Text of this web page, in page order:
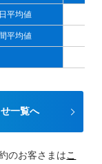
平均値
平均値
一覧へ
のお客さまはこ